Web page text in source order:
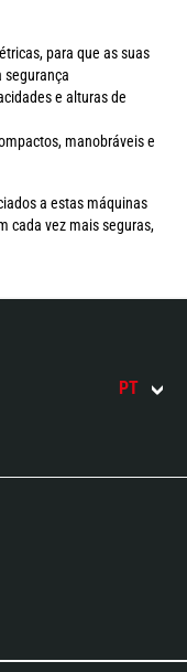
para que as suas
segurança
e alturas de
manobráveis e
a estas máquinas
cada vez mais seguras,
PT